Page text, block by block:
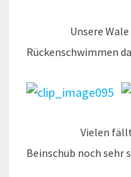
Unsere Wale
Rückenschwimmen
Vielen fällt das
Beinschub noch sehr